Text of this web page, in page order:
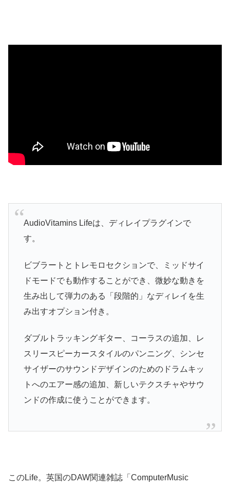
AudioVitamins Lifeは、ディレイプラグインで
す。
ビブラートとトレモロセクションで、ミッドサイ
ドモードでも動作することができ、微妙な動きを
生み出して弾力のある「段階的」なディレイを生
み出すオプション付き。
ダブルトラッキングギター、コーラスの追加、レ
スリースピーカースタイルのパンニング、シンセ
サイザーのサウンドデザインのためのドラムキッ
トへのエアー感の追加、新しいテクスチャやサウ
ンドの作成に使うことができます。
このLife。英国のDAW関連雑誌「ComputerMusic